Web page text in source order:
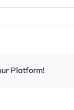
Platform!